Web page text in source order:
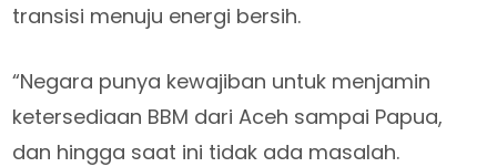
transisi menuju energi bersih.
“Negara punya kewajiban untuk menjamin
ketersediaan BBM dari Aceh sampai Papua,
dan hingga saat ini tidak ada masalah.